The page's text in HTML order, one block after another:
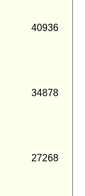
40936
34878
27268